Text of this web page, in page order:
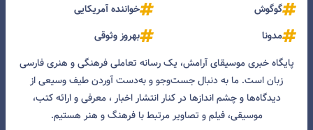
گوگوش
خواننده آمریکایی
مدونا
بهروز وثوقی
پایگاه خبری موسیقای آرامش، یک رسانه تعاملی فرهنگی و هنری فارسی
زبان است. ما به دنبال جست‌و‌جو و به‌دست آوردن طیف وسیعی از
دیدگاه‌ها و چشم انداز‌ها در کنار انتشار اخبار ، معرفی و ارائه کتب،
موسیقی، فیلم و تصاویر مرتبط با فرهنگ و هنر هستیم.